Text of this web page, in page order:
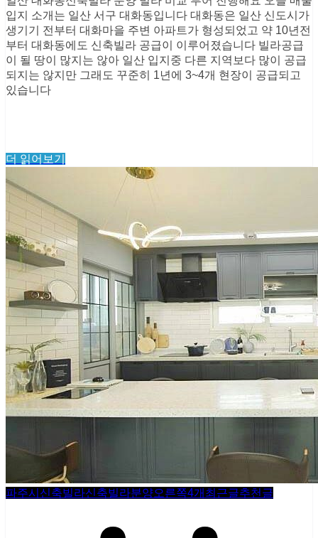
입지 소개는 일산 서구 대화동입니다 대화동은 일산 신도시가
생기기 전부터 대화마을 주변 아파트가 형성되었고 약 10년전
부터 대화동에도 신축빌라 공급이 이루어졌습니다 빌라공급
이 될 땅이 많지는 않아 일산 입지중 다른 지역보다 많이 공급
되지는 않지만 그래도 꾸준히 1년에 3~4개 현장이 공급되고
있습니다
더 읽어보기
파주시신축빌라신축빌라분양오른쪽4개 최근글추천글